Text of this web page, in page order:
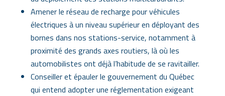
Amener le réseau de recharge pour véhicules
électriques à un niveau supérieur en déployant des
bornes dans nos stations-service, notamment à
proximité des grands axes routiers, là où les
automobilistes ont déjà l’habitude de se ravitailler.
Conseiller et épauler le gouvernement du Québec
qui entend adopter une réglementation exigeant